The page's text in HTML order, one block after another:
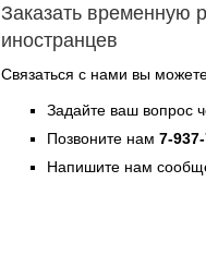
Заказать временную
иностранцев
Связаться с нами вы
Задайте ваш вопрос
Позвоните нам 7-
Напишите нам